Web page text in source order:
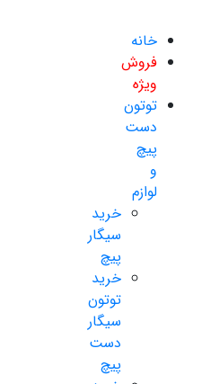
خانه
فروش
ویژه
توتون
دست
پیچ
و
لوازم
خرید
سیگار
پیچ
خرید
توتون
سیگار
دست
پیچ